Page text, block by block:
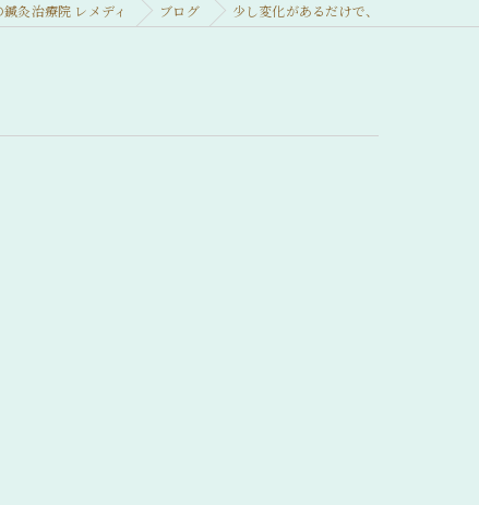
灸治療院 レメディ ブログ 少し変化があるだけで、